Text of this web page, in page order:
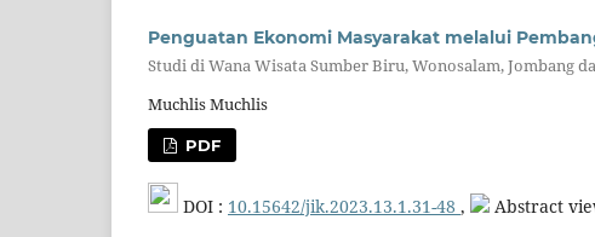
Penguatan Ekonomi Masyarakat melalui
Studi di Wana Wisata Sumber Biru, Wonosalam, Jombang
Muchlis Muchlis
PDF
DOI : 10.15642/jik.2023.13.1.31-48 , Abstract